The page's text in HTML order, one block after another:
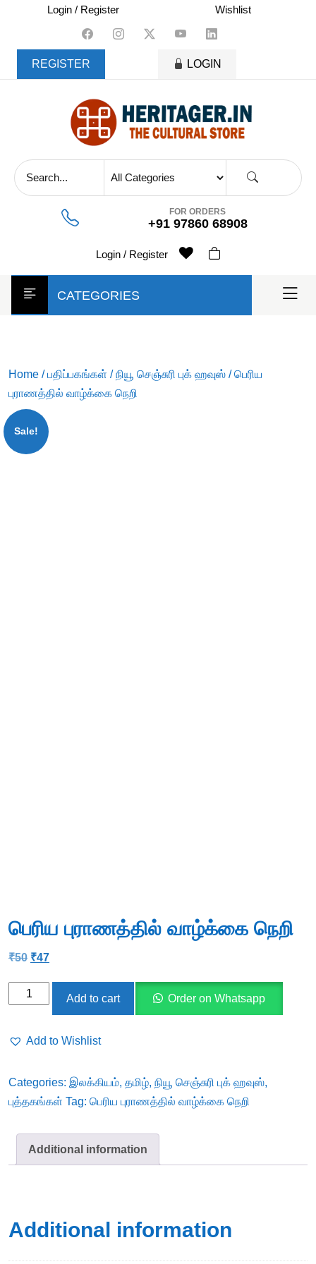
content
Login / Register Wishlist
REGISTER LOGIN
FOR ORDERS
+91 97860 68908
Login / Register
CATEGORIES
Home /பதிப்பகங்கள் /நியூ செஞ்சுரி புக் ஹவுஸ் / பெரிய
புராணத்தில் வாழ்க்கை நெறி
Sale!
பெரிய புராணத்தில் வாழ்க்கை நெறி
₹50 Original
was:
₹50.
₹47Current
is:
₹47.
பெரிய
நெறி
Add to cart Order on Whatsapp
Add to Wishlist
Categories: இலக்கியம், தமிழ், நியூ செஞ்சுரி புக் ஹவுஸ்,
புத்தகங்கள் Tag: பெரிய புராணத்தில் வாழ்க்கை நெறி
Additional information
Additional information